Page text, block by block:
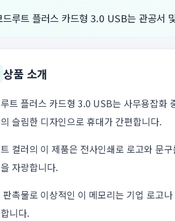
드루트 플러스 카드형 3.0 USB는 관공서
상품 소개
트 플러스 카드형 3.0 USB는 사무용잡화
슬림한 디자인으로 휴대가 간편합니다.
컬러의 이 제품은 전사인쇄로 로고와 문
자랑합니다.
판촉물로 이상적인 이 메모리는 기업 로고
니다.